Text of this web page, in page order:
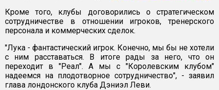
Кроме того, клубы договорились о стратегическом
сотрудничестве в отношении игроков, тренерского
персонала и коммерческих сделок.
"Лука - фантастический игрок. Конечно, мы бы не хотели
с ним расставаться. В итоге рады за него, что он
переходит в "Реал". А мы с "Королевским клубом"
надеемся на плодотворное сотрудничество", - заявил
глава лондонского клуба Дэниэл Леви.